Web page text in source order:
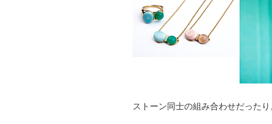
ストーン同士の組み合わせだったり